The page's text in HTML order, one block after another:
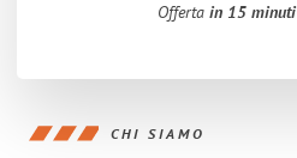
Offerta in 15 minuti
CHI SIAMO